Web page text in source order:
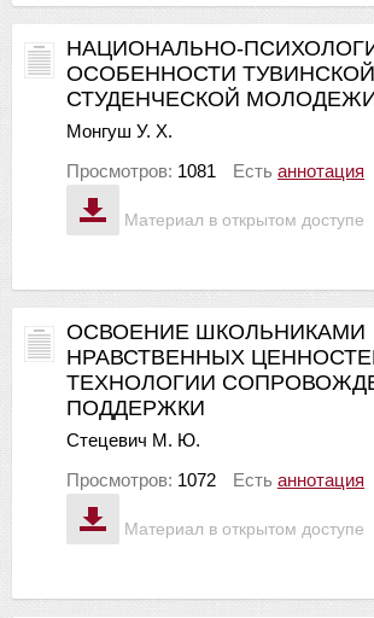
Материал в открытом доступе
НАЦИОНАЛЬНО-
ОСОБЕННОСТИ ТУВИНСКОЙ
СТУДЕНЧЕСКОЙ
Монгуш У. Х.
Просмотров: 1081 Есть аннотация
Материал в открытом доступе
ОСВОЕНИЕ ШКОЛЬНИКАМИ
НРАВСТВЕННЫХ
ТЕХНОЛОГИИ
ПОДДЕРЖКИ
Стецевич М. Ю.
Просмотров: 1072 Есть аннотация